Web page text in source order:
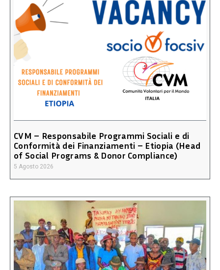
CVM – Responsabile Programmi Sociali e di
Conformità dei Finanziamenti – Etiopia (Head
of Social Programs & Donor Compliance)
5 Agosto 2026